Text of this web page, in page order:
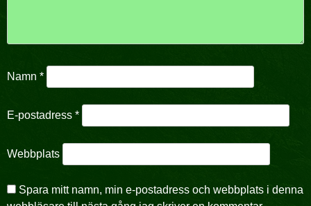
Namn *
E-postadress *
Webbplats
Spara mitt namn, min e-postadress och webbplats i denna